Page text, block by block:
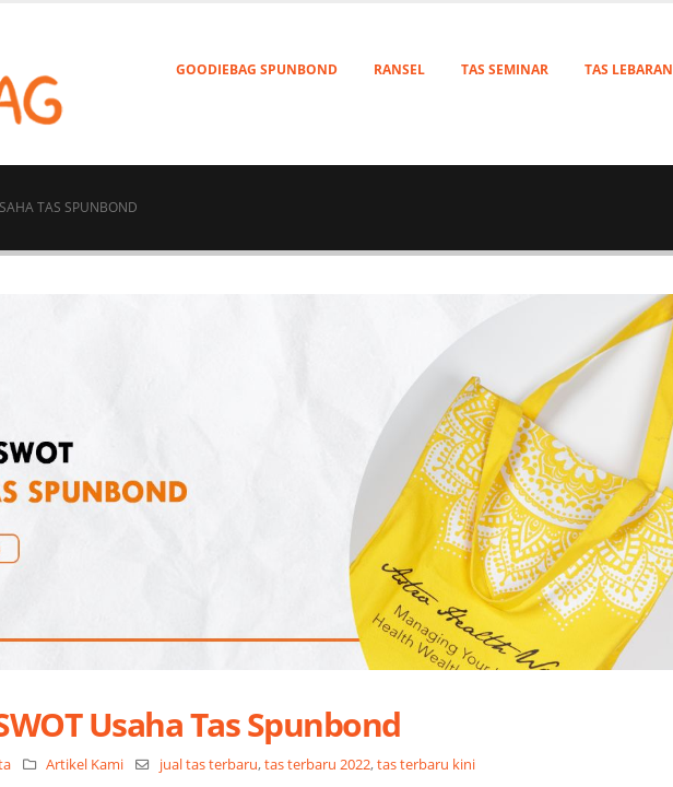
GOODIEBAG SPUNBOND RANSEL TAS SEMINAR TAS LEBARAN
TAS SPUNBOND
Usaha Tas Spunbond
Artikel Kami jual tas terbaru,tas terbaru 2022,tas terbaru kini